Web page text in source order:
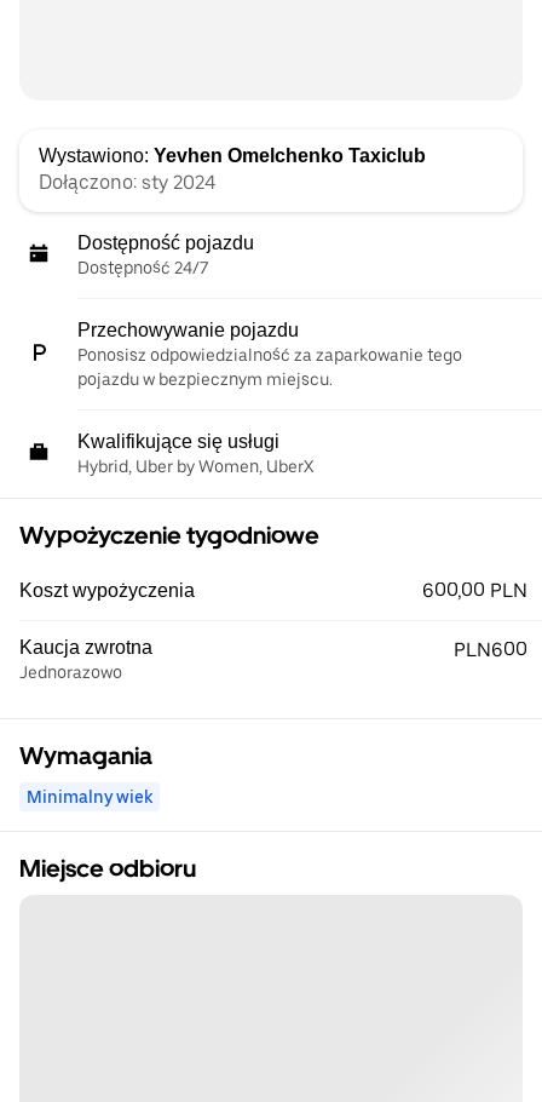
Wystawiono: Yevhen Omelchenko Taxiclub
Dołączono: sty 2024
Dostępność pojazdu
Dostępność 24/7
Przechowywanie pojazdu
Ponosisz odpowiedzialność za zaparkowanie tego
pojazdu w bezpiecznym miejscu.
Kwalifikujące się usługi
Hybrid, Uber by Women, UberX
Wypożyczenie tygodniowe
Koszt wypożyczenia 600,00 PLN
Kaucja zwrotna
Jednorazowo
PLN600
Wymagania
Minimalny wiek
Miejsce odbioru